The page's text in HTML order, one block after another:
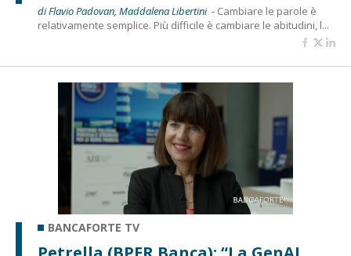
di Flavio Padovan, Maddalena Libertini - Cambiare le parole è
relativamente semplice. Più difficile è cambiare le abitudini, l...
BANCAFORTE TV